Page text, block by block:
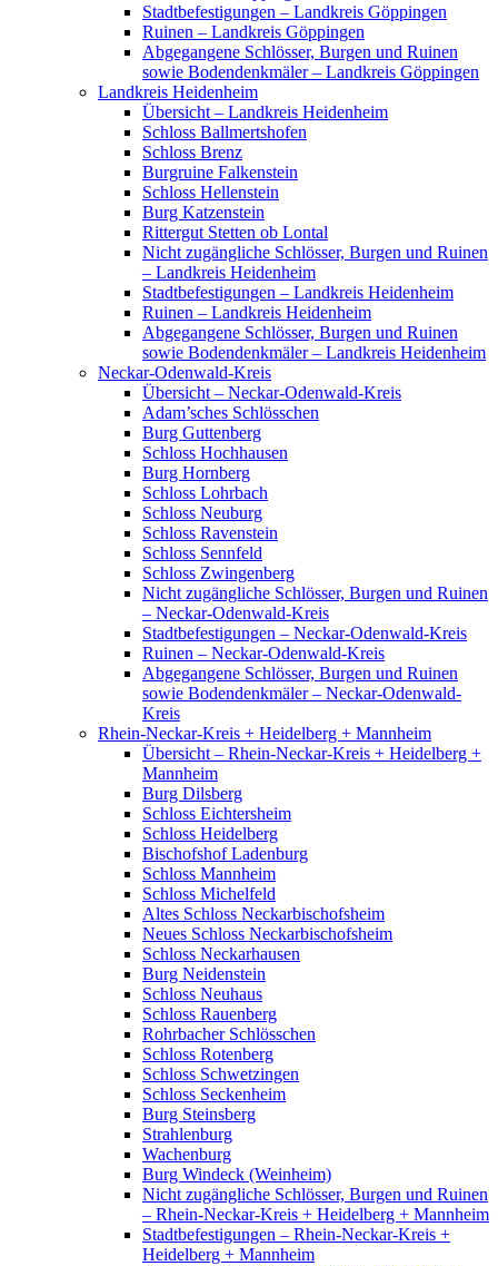
Stadtbefestigungen – Landkreis Göppingen
Ruinen – Landkreis Göppingen
Abgegangene Schlösser, Burgen und Ruinen
sowie Bodendenkmäler – Landkreis Göppingen
Landkreis Heidenheim
Übersicht – Landkreis Heidenheim
Schloss Ballmertshofen
Schloss Brenz
Burgruine Falkenstein
Schloss Hellenstein
Burg Katzenstein
Rittergut Stetten ob Lontal
Nicht zugängliche Schlösser, Burgen und Ruinen
– Landkreis Heidenheim
Stadtbefestigungen – Landkreis Heidenheim
Ruinen – Landkreis Heidenheim
Abgegangene Schlösser, Burgen und Ruinen
sowie Bodendenkmäler – Landkreis Heidenheim
Neckar-Odenwald-Kreis
Übersicht – Neckar-Odenwald-Kreis
Adam’sches Schlösschen
Burg Guttenberg
Schloss Hochhausen
Burg Hornberg
Schloss Lohrbach
Schloss Neuburg
Schloss Ravenstein
Schloss Sennfeld
Schloss Zwingenberg
Nicht zugängliche Schlösser, Burgen und Ruinen
– Neckar-Odenwald-Kreis
Stadtbefestigungen – Neckar-Odenwald-Kreis
Ruinen – Neckar-Odenwald-Kreis
Abgegangene Schlösser, Burgen und Ruinen
sowie Bodendenkmäler – Neckar-Odenwald-
Kreis
Rhein-Neckar-Kreis + Heidelberg + Mannheim
Übersicht – Rhein-Neckar-Kreis + Heidelberg +
Mannheim
Burg Dilsberg
Schloss Eichtersheim
Schloss Heidelberg
Bischofshof Ladenburg
Schloss Mannheim
Schloss Michelfeld
Altes Schloss Neckarbischofsheim
Neues Schloss Neckarbischofsheim
Schloss Neckarhausen
Burg Neidenstein
Schloss Neuhaus
Schloss Rauenberg
Rohrbacher Schlösschen
Schloss Rotenberg
Schloss Schwetzingen
Schloss Seckenheim
Burg Steinsberg
Strahlenburg
Wachenburg
Burg Windeck (Weinheim)
Nicht zugängliche Schlösser, Burgen und Ruinen
– Rhein-Neckar-Kreis + Heidelberg + Mannheim
Stadtbefestigungen – Rhein-Neckar-Kreis +
Heidelberg + Mannheim